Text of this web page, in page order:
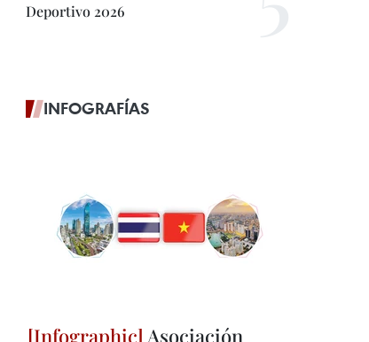
Deportivo 2026
INFOGRAFÍAS
Asociación